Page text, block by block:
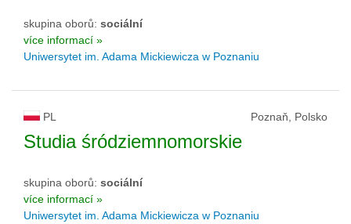
skupina oborů: sociální
více informací »
Uniwersytet im. Adama Mickiewicza w Poznaniu
PL Poznaň, Polsko
Studia śródziemnomorskie
skupina oborů: sociální
více informací »
Uniwersytet im. Adama Mickiewicza w Poznaniu